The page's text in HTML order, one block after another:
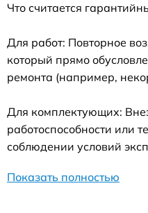
Что считается
Для работ: Повторное
который прямо
ремонта (например,
Для комплектующих:
работоспособности или
соблюдении условий
Показать полностью